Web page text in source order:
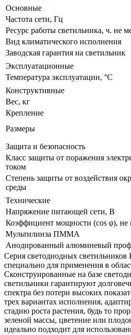
Основные
Частота сети, Гц
Ресурс работы светильника, ч. не
Вид климатического исполнения
Заводская гарантия на светильник
Эксплуатационные
Температура эксплуатации, °C
Конструктивные
Вес, кг
Крепление
Размеры
Защита и безопасность
Класс защиты от поражения
током
Степень защиты от воздействия
среды
Технические
Напряжение питающей сети, В
Коэффициент мощности (cos φ), не
Мультилинза ПММА
Анодированный алюминевый
Серия светодиодных светильников
специально для применения в
Сконструированные на базе
светильники гарантируют
спектра без потери высоких
трех вариантах исполнения,
стадию роста растения, будь то
зеленой массы, цветение или
идеально подходит для